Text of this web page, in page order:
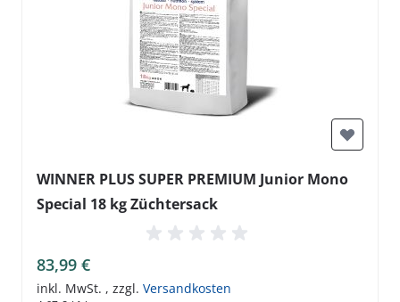
WINNER PLUS SUPER PREMIUM Junior Mono
Special 18 kg Züchtersack
83,99 €
inkl. MwSt. , zzgl. Versandkosten